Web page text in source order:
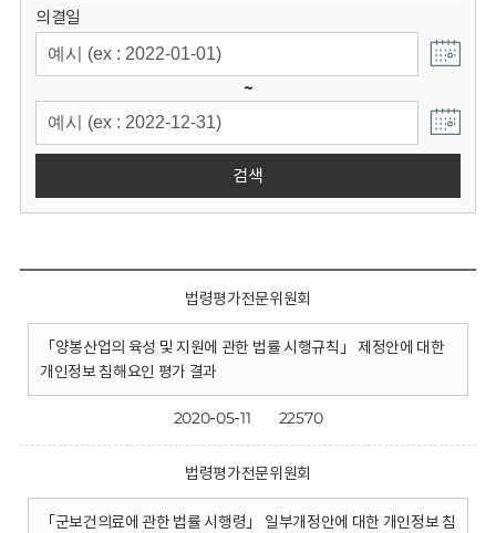
의결일
~
검색
법령평가전문위원회
「양봉산업의 육성 및 지원에 관한 법률 시행규칙」 제정안에 대한
개인정보 침해요인 평가 결과
2020-05-11 22570
법령평가전문위원회
「군보건의료에 관한 법률 시행령」 일부개정안에 대한 개인정보 침